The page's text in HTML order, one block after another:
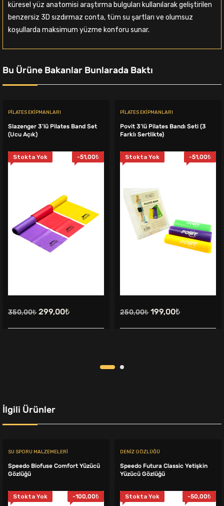
küresel yüz anatomisi araştırma bulguları kullanılarak geliştirilen
benzersiz 3D sızdırmaz conta, tüm su şartları ve olumsuz
koşullarda maksimum yüzme konforu sunar.
Bu Ürüne Bakanlar Bunlarada Baktı
PILATES EKIPMANLARI
Slazenger 3’lü Pilates Band Set
(Ucu Açık)
Stokta Yok -51,00₺
350,00₺ Orijinal
fiyat:
299,00₺Şu
andaki
PILATES EKIPMANLARI
Povit 3’lü Pilates Bandı Seti (3
Farklı Sertlikte)
Stokta Yok -51,00₺
250,00₺ Orijinal
fiyat:
199,00₺Şu
andaki
İlgili Ürünler
SU SPORU MALZEMELERI
Speedo Biofuse Comfort Yüzücü
Gözlüğü
Stokta Yok -100,00₺
DENIZ GÖZLÜĞÜ
Speedo Futura Classic Yetişkin
Yüzücü Gözlüğü
Stokta Yok -50,00₺